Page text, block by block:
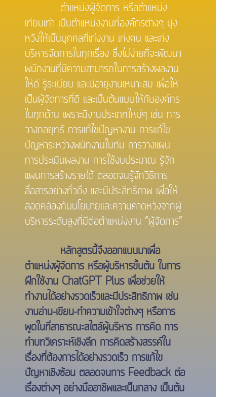
ตำแหน่งผู้จัดการ หรือตำแหน่ง
เทียบเท่า เป็นตำแหน่งงานที่องค์กรต่างๆ มุ่ง
หวังให้เป็นบุคคลที่เก่งงาน เก่งคน และเก่ง
บริหารจัดการในทุกเรื่อง ซึ่งไม่ง่ายที่จะพัฒนา
พนักงานที่มีความสามารถในการสร้างผลงาน
ให้ดี รู้ระเบียบ และมีอายุงานเหมาะสม เพื่อให้
เป็นผู้จัดการที่ดี และเป็นต้นแบบให้กับองค์กร
ในทุกด้าน เพราะมีงานประเภทใหม่ๆ เช่น การ
วางกลยุทธ์ การแก้ไขปัญหางาน การแก้ไข
ปัญหาระหว่างพนักงานในทีม การวางแผน
การประเมินผลงาน การใช้งบประมาณ รู้จัก
แผนการสร้างรายได้ ตลอดจนรู้จักวิธีการ
สื่อสารอย่างทั่วถึง และมีประสิทธิภาพ เพื่อให้
สอดคล้องกับนโยบายและความคาดหวังจากผู้
บริหารระดับสูงที่มีต่อตำแหน่งงาน “ผู้จัดการ”
หลักสูตรนี้จึงออกแบบมาเพื่อ
ตำแหน่งผู้จัดการ หรือผู้บริหารขั้นต้น ในการ
ฝึกใช้งาน ChatGPT Plus เพื่อช่วยให้
ทำงานได้อย่างรวดเร็วและมีประสิทธิภาพ เช่น
งานอ่าน-เขียน-ทำความเข้าใจต่างๆ หรือการ
พูดในที่สาธารณะสไตล์ผู้บริหาร การคิด การ
ทำบทวิเคราะห์เชิงลึก การคิดสร้างสรรค์ใน
เรื่องที่ต้องการได้อย่างรวดเร็ว การแก้ไข
ปัญหาเชิงซ้อน ตลอดจนการ Feedback ต่อ
เรื่องต่างๆ อย่างมืออาชีพและเป็นกลาง เป็นต้น